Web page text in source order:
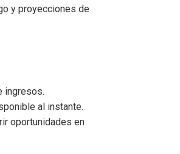
y proyecciones de
ingresos.
al instante.
oportunidades en